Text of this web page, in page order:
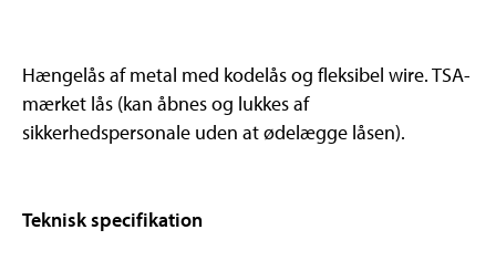
Hængelås af metal med kodelås og fleksibel wire. TSA-
mærket lås (kan åbnes og lukkes af
sikkerhedspersonale uden at ødelægge låsen).
Teknisk specifikation